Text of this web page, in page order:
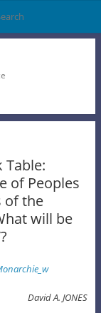
Table:
of Peoples
of the
will be
David A. JONES